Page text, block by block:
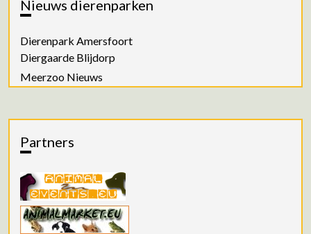
Nieuws dierenparken
Dierenpark Amersfoort
Diergaarde Blijdorp
Meerzoo Nieuws
Partners